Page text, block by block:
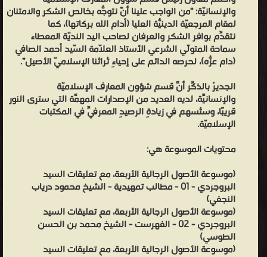
الأسماء - الشيخ محمود درياب النجفي) (موسوعة الأصول الرجالية
الأربعة، مع تعليقات السيد البروجردي - 10 - دليل التصانيف - الشيخ
محمود درياب النجفي)
محمود درياب النجفي - الشيخ محمود درياب النجفي هو عالم دين
وفقيه شيعي من العراق. وُلد في محافظة النجف الأشرف، وقضى
معظم حياته في الدراسة والتدريس الديني. يشتهر الشيخ محمود درياب
بأعماله البحثية والفقهية، ومن أبرز إنجازاته موسوعة الأصول الرجالية
الأربعة. هذه الموسوعة هي مصدر هام ومرجع مرموق في الدراسات
والعلماء في العالم الإسلامي. موسوعة الأصول الرجالية الأربعة هي
مجموعة من الكتب تعنى بدراسة رجال الحديث في المذهب الشيعي،
وتقدم معلومات مفصلة عن علماء الحديث والنقاد والرواة. تعتبر هذه
الموسوعة من الكتب الضخمة في علم الحديث والفقه الشيعي، وقد
استغرق تأليفها وجمع مادتها مجهوداً جباراً وعملاً دؤوباً من الشيخ
محمود درياب النجفي. بفضل مساهمته الكبيرة في العلوم الدينية،
اكتسب الشيخ محمود درياب النجفي شهرة واسعة بين المحترفين
والإنسانيّة: “من الواجب علينا أنّْ نتوجّه بخالص الشُكر والامتنان
لمقام المرجعيّة الدينيّة العليا (أدام اللهُ بركاتها)، كما
نتقدّم بوافر الشكر والعرفان لصاحبِ اليد النديّة المعطاء
سماحة المتولّي الشرعي الأستاذ العلّامة السّيد أحمد الصافي
(دام عزُّه)، لحرصه الدائم على إحياءِ تُراثنا الإسلاميّ الأصيل”.
الجديرُ بالذكّرِ أنَّ قسم شؤون المعارف الإسلاميّة
والإنسانيّة، لديه العديد من الإصداراتِ المهمّة التي سترى النورَ
قريبًا، وستُسهم في زيادةِ الرصيدِ المعرفيّ في المكتباتِ
الإسلاميّة.
محتويات الموسوعة هي:
(موسوعة الأصول الرجالية الأربعة، مع تعليقات السيد
البروجردي - 01 - مطالب تمهيدية - الشيخ محمود درياب
النجفي)
(موسوعة الأصول الرجالية الأربعة، مع تعليقات السيد
البروجردي - 02 - الفهرست - الشيخ محمد بن الحسن
الطوسي)
(موسوعة الأصول الرجالية الأربعة، مع تعليقات السيد